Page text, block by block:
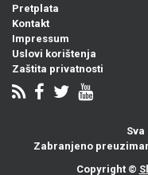
Pretplata
Kontakt
Impressum
Uslovi korištenja
Zaštita privatnosti
Zabranjeno
Copyright ©